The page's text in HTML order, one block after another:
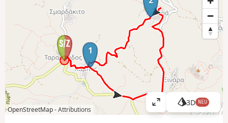
1
OpenStreetMap -Attributions
K
a
3D NEU